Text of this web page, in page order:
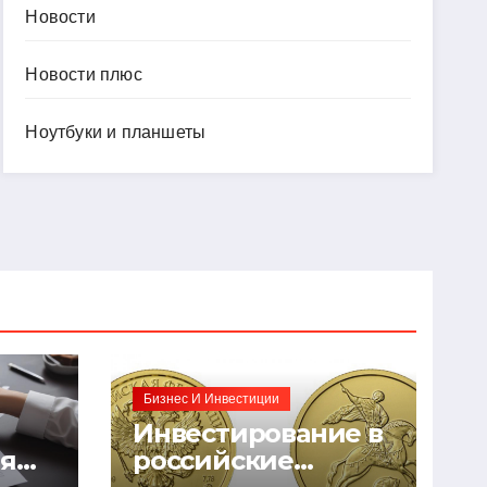
Новости
Новости плюс
Ноутбуки и планшеты
Бизнес И Инвестиции
Инвестирование в
российские